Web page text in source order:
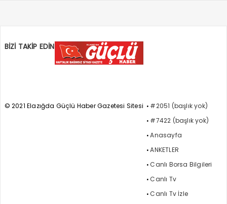
BİZİ TAKİP EDİN
© 2021 Elazığda Güçlü Haber Gazetesi Sitesi
#2051 (başlık yok)
#7422 (başlık yok)
Anasayfa
ANKETLER
Canlı Borsa Bilgileri
Canlı Tv
Canlı Tv İzle